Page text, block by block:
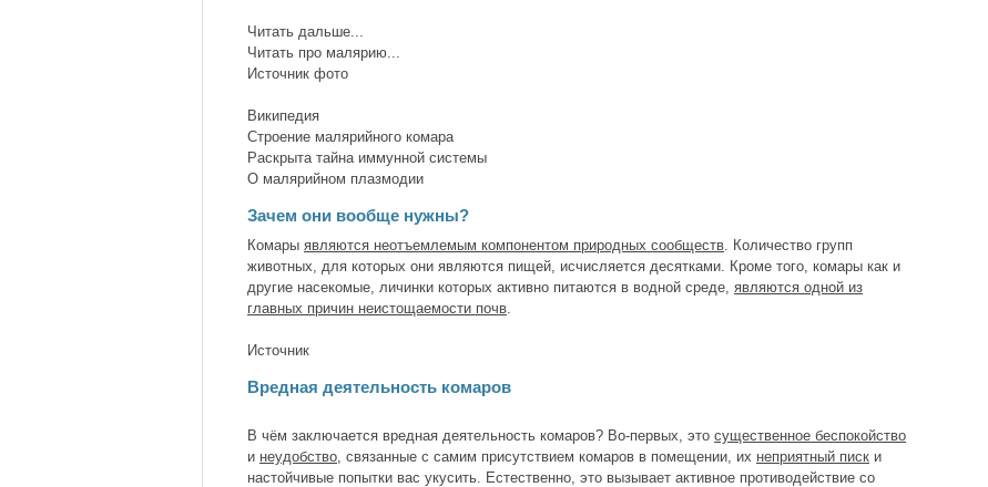
Читать дальше...
Читать про малярию...
Источник фото
Википедия
Строение малярийного комара
Раскрыта тайна иммунной системы
О малярийном плазмодии
Зачем они вообще нужны?
Комары являются неотъемлемым компонентом природных сообществ. Количество групп
животных, для которых они являются пищей, исчисляется десятками. Кроме того, комары как и
другие насекомые, личинки которых активно питаются в водной среде, являются одной из
главных причин неистощаемости почв.
Источник
Вредная деятельность комаров
В чём заключается вредная деятельность комаров? Во-первых, это существенное беспокойство
и неудобство , связанные с самим присутствием комаров в помещении, их неприятный писк и
настойчивые попытки вас укусить. Естественно, это вызывает активное противодействие со